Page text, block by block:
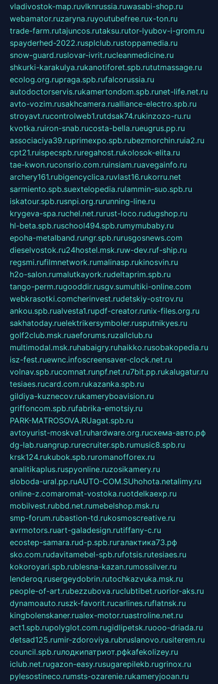
vladivostok-map.ruvlknrussia.ruwasabi-shop.ru
webamator.ruzaryna.ruyoutubefree.rux-ton.ru
trade-farm.rutajuncos.rutaksu.rutor-lyubov-i-grom.ru
spayderhed-2022.rusplclub.rustoppamedia.ru
snow-guard.ruslovar-ivrit.rucleanmedicine.ru
shkurki-karakulya.rukanotiforet.spb.rututmassage.ru
ecolog.org.rupraga.spb.rufalcorussia.ru
autodoctorservis.rukamertondom.spb.runet-life.net.ru
avto-vozim.rusakhcamera.rualliance-electro.spb.ru
stroyavt.rucontrolweb1.rutdsak74.rukinzozo-ru.ru
kvotka.ruiron-snab.rucosta-bella.rueugrus.pp.ru
associaciya39.ruprimexpo.spb.rubezmorchin.ruia2.ru
cpt21.ruispecspb.ruregahost.rukolosok-elita.ru
tae-kwon.ruconsrio.com.ruinsiam.ruavegainfo.ru
archery161.rubigencyclica.ruvlast16.rukorru.net
sarmiento.spb.suextelopedia.rulammin-suo.spb.ru
iskatour.spb.rusnpi.org.rurunning-line.ru
krygeva-spa.ruchel.net.rurust-loco.rudugshop.ru
hl-beta.spb.ruschool494.spb.rumymubaby.ru
epoha-metalband.rungr.spb.rurusgosnews.com
dieselvostok.ru24hostel.msk.ruw-dev.ruf-ship.ru
regsmi.rufilmnetwork.rumalinasp.rukinosvin.ru
h2o-salon.rumalutkayork.rudeltaprim.spb.ru
tango-perm.rugooddir.rusgv.sumultiki-online.com
webkrasotki.comcherinvest.rudetskiy-ostrov.ru
ankou.spb.rualvesta1.rupdf-creator.runix-files.org.ru
sakhatoday.ruelektrikersymboler.rusputnikyes.ru
golf2club.msk.ruaeforums.ruzallclub.ru
multimodal.msk.ruhabaigry.ruhaikko.rusobakopedia.ru
isz-fest.ruewnc.infoscreensaver-clock.net.ru
volnav.spb.rucomnat.runpf.net.ru7bit.pp.rukalugatur.ru
tesiaes.rucard.com.rukazanka.spb.ru
gildiya-kuznecov.rukameryboavision.ru
griffoncom.spb.rufabrika-emotsiy.ru
PARK-MATROSOVA.RUagat.spb.ru
avtoyurist-moskva1.ruhardware.org.ruсхема-авто.рф
dg-lab.ruangrup.rurecruiter.spb.rumusic8.spb.ru
krsk124.rukubok.spb.ruromanofforex.ru
analitikaplus.ruspyonline.ruzosikamery.ru
sloboda-ural.pp.ruAUTO-COM.SUhohota.netalimy.ru
online-z.comaromat-vostoka.ruotdelkaexp.ru
mobilvest.rubbd.net.rumebelshop.msk.ru
smp-forum.rubastion-td.rukosmoscreative.ru
avrmotors.ruart-galadesign.rutiffany-c.ru
ecostep-samara.rud-p.spb.ruгалактика73.рф
sko.com.rudavitamebel-spb.rufotsis.rutesiaes.ru
kokoroyari.spb.rublesna-kazan.rumossilver.ru
lenderoq.rusergeydobrin.rutochkazvuka.msk.ru
people-of-art.rubezzubova.ruclubtibet.ruorior-aks.ru
dynamoauto.ruszk-favorit.rucarlines.ruflatnsk.ru
kingbolenskaner.rualex-motor.ruastroline.net.ru
act1.spb.rupolyglot.com.rugidlipetsk.ruooo-driada.ru
detsad125.rumir-zdoroviya.rubruslanovo.rusiterem.ru
council.spb.ruлодкипатриот.рфkafekolizey.ru
iclub.net.rugazon-easy.rusugarepilekb.rugrinox.ru
pylesostineco.rumsts-ozarenie.rukameryjooan.ru